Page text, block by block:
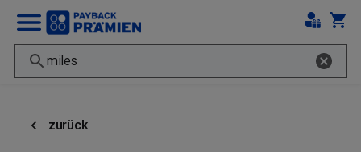
zurück